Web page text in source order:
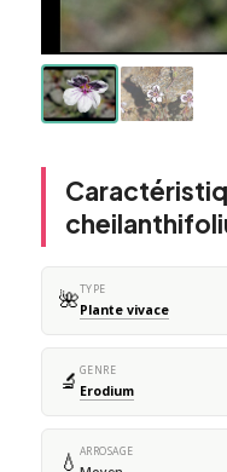
🌺TYPE
Plante vivace
🔬 GENRE
Erodium
💧 ARROSAGE